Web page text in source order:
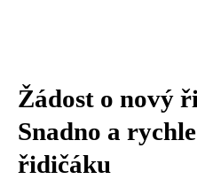
Žádost o nový
Snadno a
řidičáku